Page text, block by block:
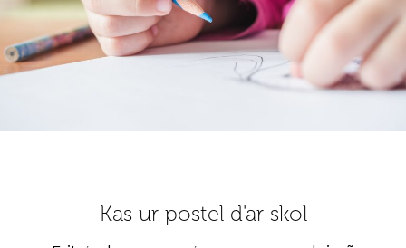
Kas ur postel d'ar skol